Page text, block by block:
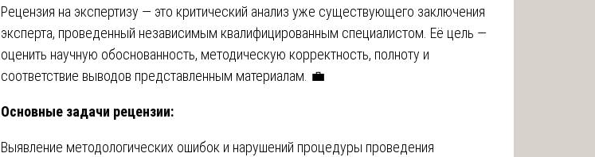
Рецензия на экспертизу — это критический анализ уже существующего заключения
эксперта, проведенный независимым квалифицированным специалистом. Её цель —
оценить научную обоснованность, методическую корректность, полноту и
соответствие выводов представленным материалам. 💼
Основные задачи рецензии:
Выявление методологических ошибок и нарушений процедуры проведения